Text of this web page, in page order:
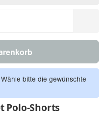
bitte die gewünschte
Polo-Shorts